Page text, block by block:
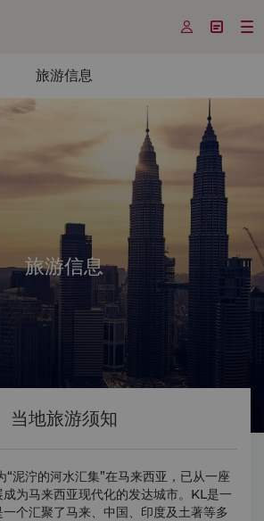
  
旅游信息
旅游信息
当地旅游须知
“泥泞的河水汇集”在马来西亚，已从一座
为马来西亚现代化的发达城市。KL是一
个汇聚了马来、中国、印度及土著等多